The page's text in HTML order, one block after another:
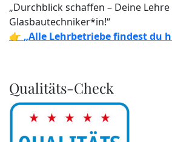
„Durchblick schaffen – Deine Lehre
Glasbautechniker*in!“
👉 „Alle Lehrbetriebe findest du
Qualitäts-Check